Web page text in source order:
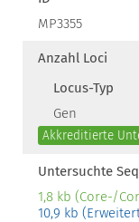
MP3355
Anzahl Loci
Locus-Typ
Gen
Akkreditierte
Untersuchte
1,8 kb (Core-/
10,9 kb